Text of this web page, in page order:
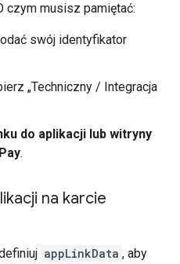
czym musisz pamiętać:
swój identyfikator
„Techniczny / Integracja
do aplikacji lub witryny
.
na karcie
appLinkData , aby